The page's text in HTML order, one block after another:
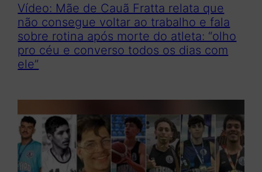
Vídeo: Mãe de Cauã Fratta relata que
não consegue voltar ao trabalho e fala
sobre rotina após morte do atleta: “olho
pro céu e converso todos os dias com
ele”